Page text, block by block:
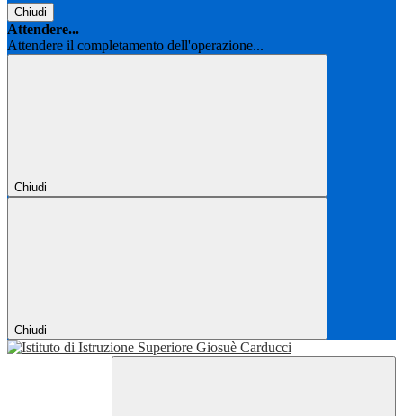
Chiudi
Attendere...
Attendere il completamento dell'operazione...
Chiudi
Chiudi